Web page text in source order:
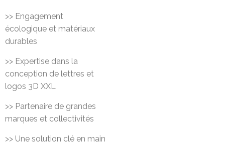
>> Engagement
écologique et matériaux
durables
>> Expertise dans la
conception de lettres et
logos 3D XXL
>> Partenaire de grandes
marques et collectivités
>> Une solution clé en main